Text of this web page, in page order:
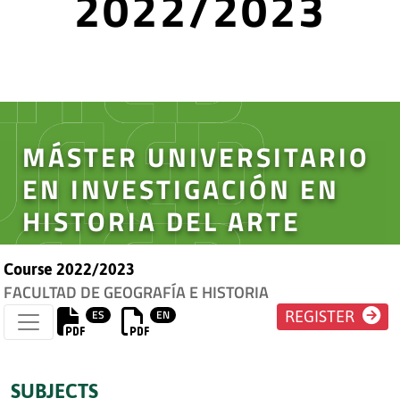
MÁSTER UNIVERSITARIO
EN INVESTIGACIÓN EN
HISTORIA DEL ARTE
Course 2022/2023
FACULTAD DE GEOGRAFÍA E HISTORIA
ES EN REGISTER
SUBJECTS